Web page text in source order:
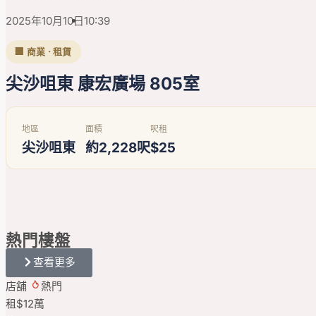
2025年10月10日10:39
🏢 商業 · 租賃
尖沙咀東 康宏廣場 805室
地區
尖沙咀東
面積
約2,228呎
呎租
$25
熱門樓盤
查看更多
店舖
熱門
租$12萬